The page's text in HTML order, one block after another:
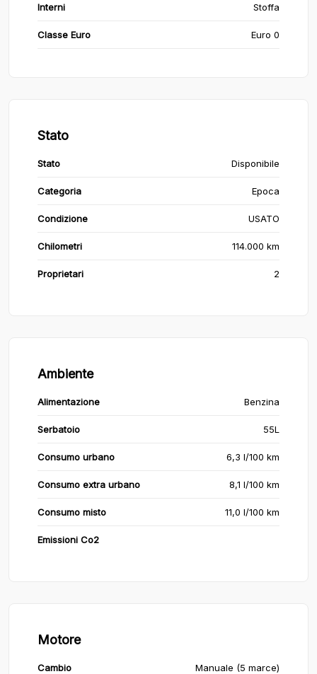
Interni Stoffa
Classe Euro Euro 0
Stato
Stato Disponibile
Categoria Epoca
Condizione USATO
Chilometri 114.000 km
Proprietari 2
Ambiente
Alimentazione Benzina
Serbatoio 55L
Consumo urbano 6,3 l/100 km
Consumo extra urbano 8,1 l/100 km
Consumo misto 11,0 l/100 km
Emissioni Co2
Motore
Cambio Manuale (5 marce)